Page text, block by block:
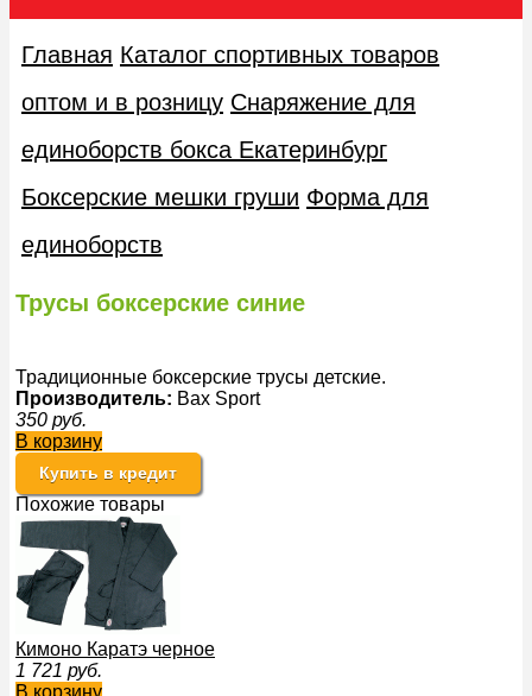
Главная Каталог спортивных товаров
оптом и в розницу Снаряжение для
единоборств бокса Екатеринбург
Боксерские мешки груши Форма для
единоборств
Трусы боксерские синие
Традиционные боксерские трусы детские.
Производитель: Bax Sport
350 руб.
В корзину
Купить в кредит
Похожие товары
Кимоно Каратэ черное
1 721 руб.
В корзину